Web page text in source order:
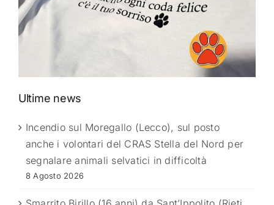
Ultime news
Incendio sul Moregallo (Lecco), sul posto
anche i volontari del CRAS Stella del Nord per
segnalare animali selvatici in difficoltà
8 Agosto 2026